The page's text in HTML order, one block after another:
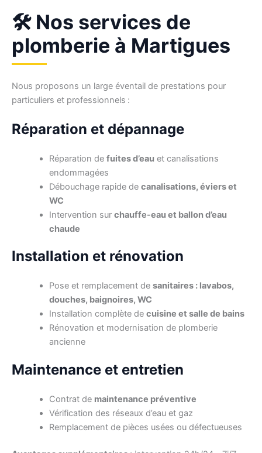
🛠️ Nos services de
plomberie à Martigues
Nous proposons un large éventail de prestations pour
particuliers et professionnels :
Réparation et dépannage
Réparation de fuites d’eau et canalisations
endommagées
Débouchage rapide de canalisations, éviers et
WC
Intervention sur chauffe-eau et ballon d’eau
chaude
Installation et rénovation
Pose et remplacement de sanitaires : lavabos,
douches, baignoires, WC
Installation complète de cuisine et salle de bains
Rénovation et modernisation de plomberie
ancienne
Maintenance et entretien
Contrat de maintenance préventive
Vérification des réseaux d’eau et gaz
Remplacement de pièces usées ou défectueuses